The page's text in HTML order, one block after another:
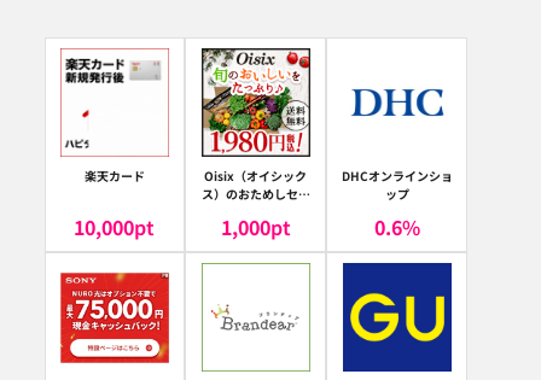
楽天カード
10,000pt
Oisix（オイシック
ス）のおためしセッ
1,000pt
DHCオンラインショ
ップ
0.6%